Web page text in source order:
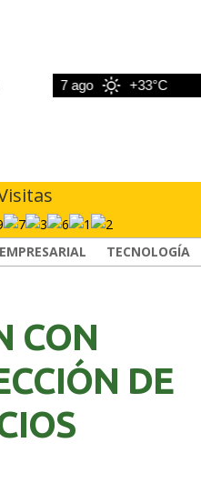
7 ago +33°C
EMPRESARIAL TECNOLOGÍA
CON
DE